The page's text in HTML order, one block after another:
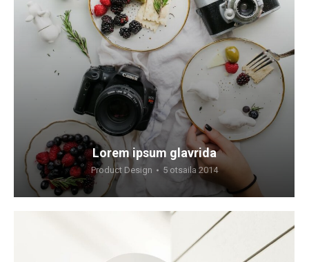
Lorem ipsum glavrida
Product Design 5 otsaila 2014